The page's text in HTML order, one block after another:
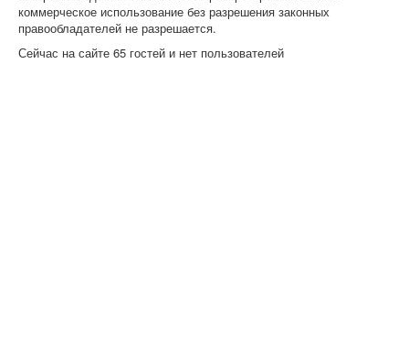
коммерческое использование без разрешения законных
правообладателей не разрешается.
Сейчас на сайте 65 гостей и нет пользователей